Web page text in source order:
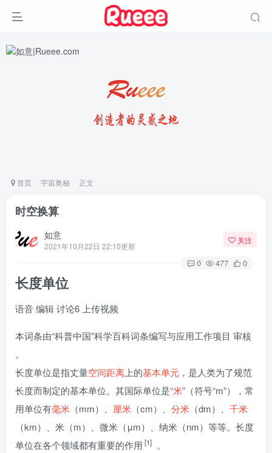
首页 宇宙奥秘 正文
时空换算
如意
2021年10月22日 22:10更新
关注
0 477 0
长度单位
语音编辑讨论6 上传视频
本词条由“科普中国”科学百科词条编写与应用工作项目 审核
。
长度单位是指丈量空间距离 上的基本单元 ，是人类为了规范
长度而制定的基本单位。其国际单位是“米”（符号“m”），常
用单位有毫米 （mm）、 厘米 （cm）、 分米 （dm）、 千米
（km）、米（m）、微米（μm）、纳米（nm）等等。长度
单位在各个领域都有重要的作用 [1] 。